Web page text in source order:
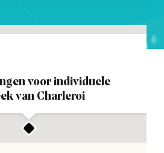
voor individuele
van Charleroi